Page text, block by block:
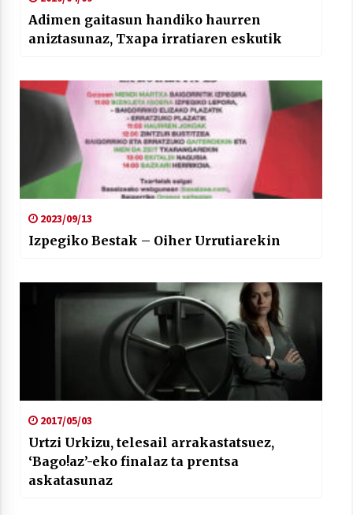
Adimen gaitasun handiko haurren
aniztasunaz, Txapa irratiaren eskutik
2023/09/13
Izpegiko Bestak – Oiher Urrutiarekin
2017/05/03
Urtzi Urkizu, telesail arrakastatsuez,
‘Bago!az’-eko finalaz ta prentsa
askatasunaz